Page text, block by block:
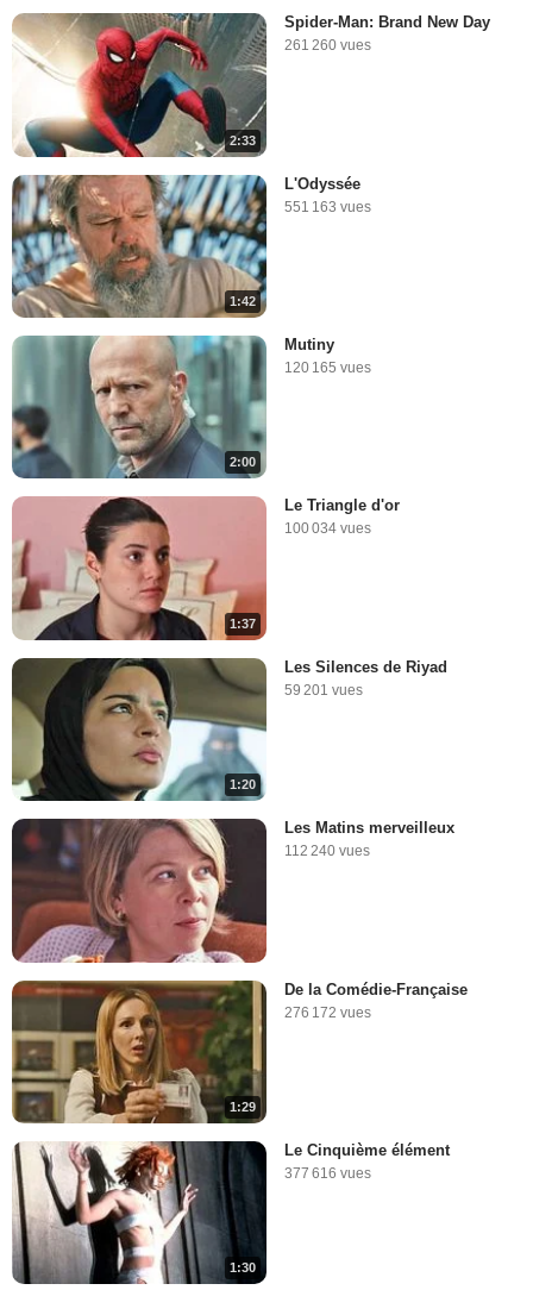
2:33
Spider-Man: Brand New Day
261 260 vues
1:42
L'Odyssée
551 163 vues
2:00
Mutiny
120 165 vues
1:37
Le Triangle d'or
100 034 vues
1:20
Les Silences de Riyad
59 201 vues
Les Matins merveilleux
112 240 vues
1:29
De la Comédie-Française
276 172 vues
1:30
Le Cinquième élément
377 616 vues